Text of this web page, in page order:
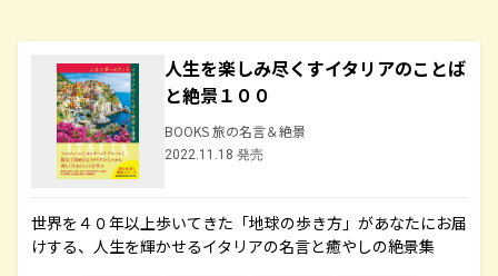
人生を楽しみ尽くすイタリアのことば
と絶景１００
BOOKS 旅の名言＆絶景
2022.11.18 発売
世界を４０年以上歩いてきた「地球の歩き方」があなたにお届
けする、人生を輝かせるイタリアの名言と癒やしの絶景集